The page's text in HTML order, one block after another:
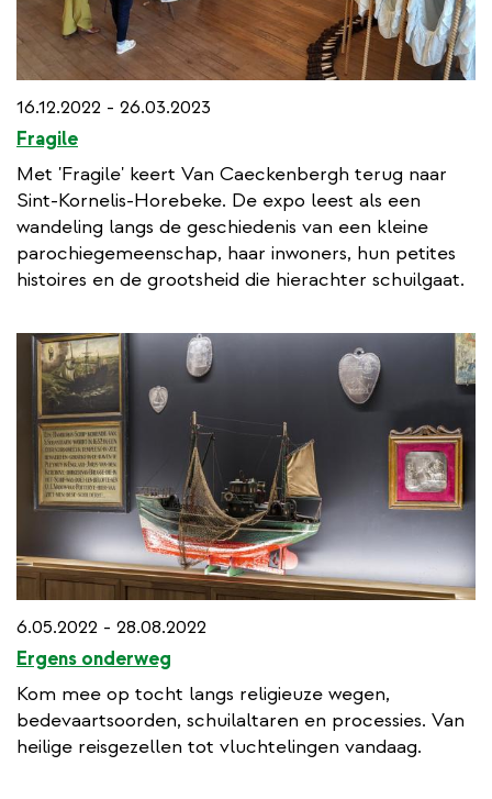
16.12.2022 - 26.03.2023
Fragile
Met 'Fragile' keert Van Caeckenbergh terug naar
Sint-Kornelis-Horebeke. De expo leest als een
wandeling langs de geschiedenis van een kleine
parochiegemeenschap, haar inwoners, hun petites
histoires en de grootsheid die hierachter schuilgaat.
6.05.2022 - 28.08.2022
Ergens onderweg
Kom mee op tocht langs religieuze wegen,
bedevaartsoorden, schuilaltaren en processies. Van
heilige reisgezellen tot vluchtelingen vandaag.